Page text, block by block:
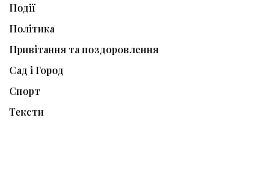
Події
Політика
Привітання та поздоровлення
Сад і Город
Спорт
Тексти